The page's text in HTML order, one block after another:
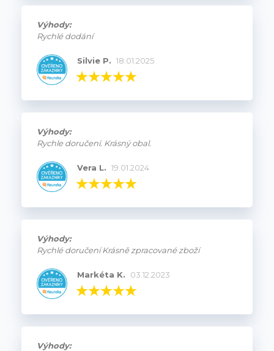
Výhody:
Rychlé dodání
Silvie P. 18.01.2025
Výhody:
Rychle doručení. Krásný obal.
Vera L. 19.01.2024
Výhody:
Rychlé doručení Krásně zpracované zboží
Markéta K. 03.12.2023
Výhody: